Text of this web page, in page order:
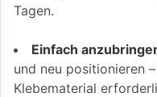
Tagen.
Einfach
und neu positionieren
Klebematerial